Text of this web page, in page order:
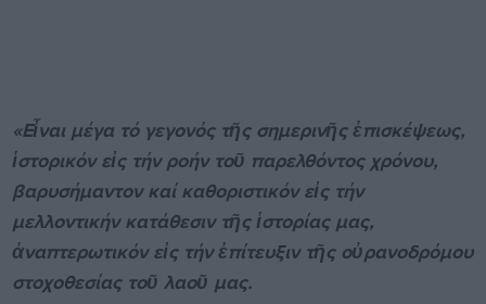
«Εἶναι μέγα τό γεγονός τῆς σημερινῆς ἐπισκέψεως,
ἱστορικόν εἰς τήν ροήν τοῦ παρελθόντος χρόνου,
βαρυσήμαντον καί καθοριστικόν εἰς τήν
μελλοντικήν κατάθεσιν τῆς ἱστορίας μας,
ἀναπτερωτικόν εἰς τήν ἐπίτευξιν τῆς οὐρανοδρόμου
στοχοθεσίας τοῦ λαοῦ μας.